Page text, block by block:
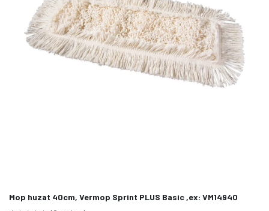
Mop huzat 40cm, Vermop Sprint PLUS Basic ,ex: VM14940